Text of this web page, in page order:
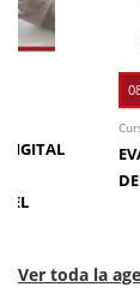
DIGITAL
EL
Ver toda la